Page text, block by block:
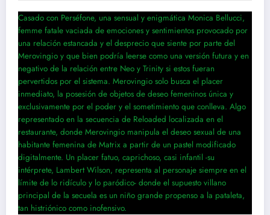
Casado con Perséfone, una sensual y enigmática Monica Bellucci,
femme fatale vaciada de emociones y sentimientos provocado por
una relación estancada y el desprecio que siente por parte del
Merovingio y que bien podría leerse como una versión futura y en
negativo de la relación entre Neo y Trinity si estos fueran
pervertidos por el sistema. Merovingio solo busca el placer
inmediato, la posesión de objetos de deseo femeninos única y
exclusivamente por el poder y el sometimiento que conlleva. Algo
representado en la secuencia de Reloaded localizada en el
restaurante, donde Merovingio manipula el deseo sexual de una
habitante femenina de Matrix a partir de un pastel modificado
digitalmente. Un placer fatuo, caprichoso, casi infantil -su
intérprete, Lambert Wilson, representa al personaje siempre en el
límite de lo ridículo y lo paródico- donde el supuesto villano
principal de la secuela es un niño grande propenso a la pataleta,
tan histriónico como inofensivo.